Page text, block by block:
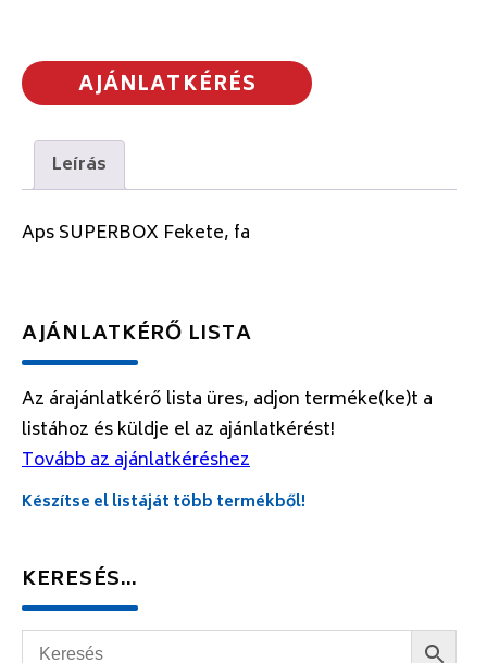
AJÁNLATKÉRÉS
Leírás
Aps SUPERBOX Fekete, fa
AJÁNLATKÉRŐ LISTA
Az árajánlatkérő lista üres, adjon terméke(ke)t a
listához és küldje el az ajánlatkérést!
Tovább az ajánlatkéréshez
Készítse el listáját több termékből!
KERESÉS…